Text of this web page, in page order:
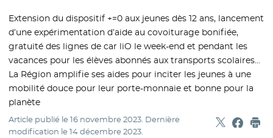
Extension du dispositif +=0 aux jeunes dès 12 ans, lancement
d’une expérimentation d’aide au covoiturage bonifiée,
gratuité des lignes de car liO le week-end et pendant les
vacances pour les élèves abonnés aux transports scolaires…
La Région amplifie ses aides pour inciter les jeunes à une
mobilité douce pour leur porte-monnaie et bonne pour la
planète
Article publié le16 novembre 2023. Dernière
modification le14 décembre 2023.
Partager
- Nouvelle
-